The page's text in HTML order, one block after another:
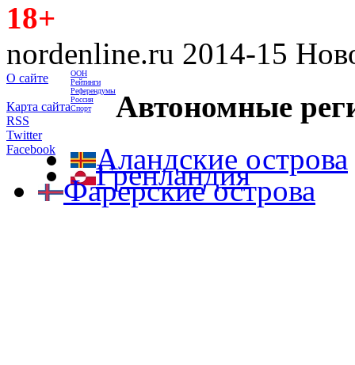
18+
nordenline.ru 2014-15
О сайте
Карта сайта
RSS
Twitter
Facebook
ООН
Рейтинги
Референдумы
Россия
Спорт
Автономные
Аландские острова
Гренландия
Фарерские острова